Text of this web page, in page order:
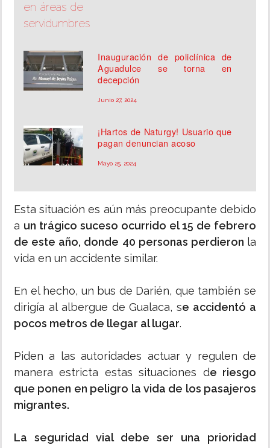
Inauguración de policlínica de
Aguadulce se torna en
decepción
Junio 27, 2024
¡Hartos de Naturgy! Usuario que
pagan denuncian acoso
Mayo 25, 2024
Esta situación es aún más preocupante debido
a un trágico suceso ocurrido el 15 de febrero
de este año, donde 40 personas perdieron la
vida en un accidente similar.
En el hecho, un bus de Darién, que también se
dirigía al albergue de Gualaca, se accidentó a
pocos metros de llegar al lugar.
Piden a las autoridades actuar y regulen de
manera estricta estas situaciones de riesgo
que ponen en peligro la vida de los pasajeros
migrantes.
La seguridad vial debe ser una prioridad